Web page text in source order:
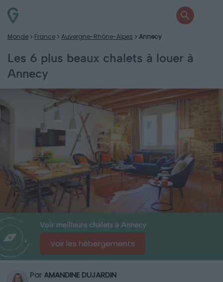
Monde France Auvergne-Rhône-Alpes Annecy
Les 6 plus beaux chalets à louer à
Annecy
Voir meilleurs chalets à Annecy
Voir les hébergements
ParAMANDINE DUJARDIN